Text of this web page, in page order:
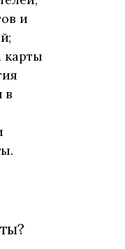
и
карты
в